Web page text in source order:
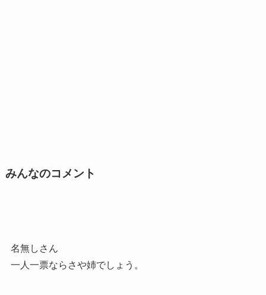
みんなのコメント
名無しさん
一人一票ならさや姉でしょう。